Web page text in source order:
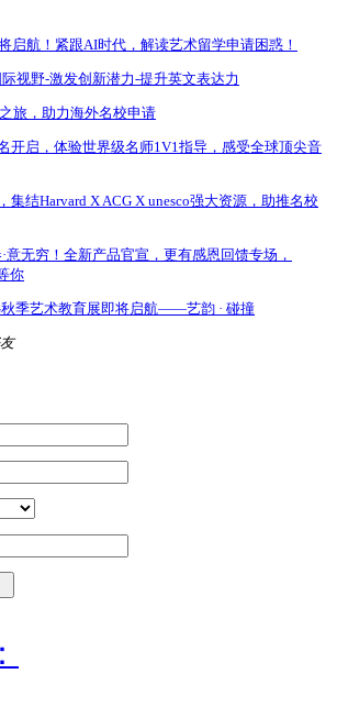
启航！紧跟AI时代，解读艺术留学申请困惑！
视野-激发创新潜力-提升英文表达力
旅，助力海外名校申请
开启，体验世界级名师1V1指导，感受全球顶尖音
集结Harvard X ACG X unesco强大资源，助推名校
意无穷！全新产品官宣，更有感恩回馈专场，
你
季艺术教育展即将启航——艺韵 · 碰撞